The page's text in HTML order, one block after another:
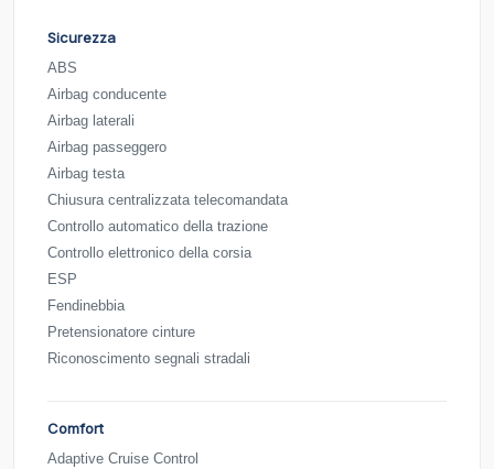
Sicurezza
ABS
Airbag conducente
Airbag laterali
Airbag passeggero
Airbag testa
Chiusura centralizzata telecomandata
Controllo automatico della trazione
Controllo elettronico della corsia
ESP
Fendinebbia
Pretensionatore cinture
Riconoscimento segnali stradali
Comfort
Adaptive Cruise Control